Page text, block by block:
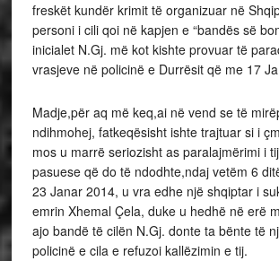
freskët kundër krimit të organizuar në
personi i cili qoi në kapjen e “bandës së
inicialet N.Gj. më kot kishte provuar të
vrasjeve në policinë e Durrësit që me 17
Madje,për aq më keq,ai në vend se të
ndihmohej, fatkeqësisht ishte trajtuar si i
mos u marrë seriozisht as paralajmërimi i
pasuese që do të ndodhte,ndaj vetëm 6
23 Janar 2014, u vra edhe një shqiptar i
emrin Xhemal Çela, duke u hedhë në erë
ajo bandë të cilën N.Gj. donte ta bënte të
policinë e cila e refuzoi kallëzimin e tij.